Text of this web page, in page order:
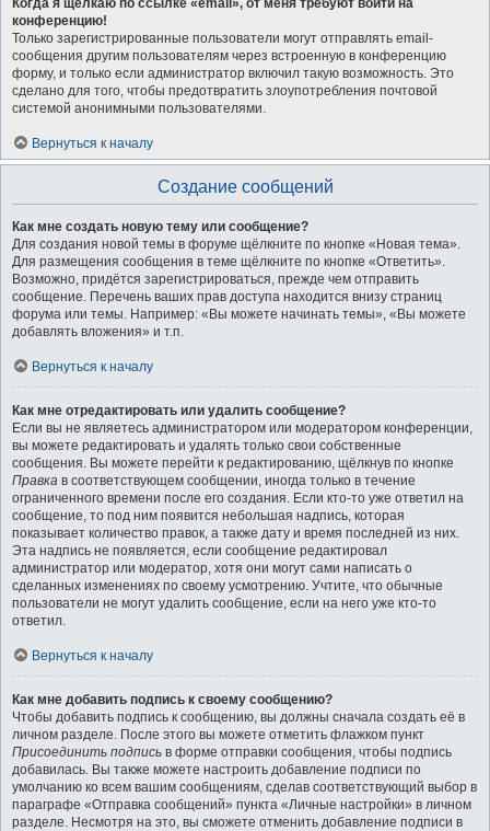
Когда я щёлкаю по ссылке «email», от меня требуют войти на
конференцию!
Только зарегистрированные пользователи могут отправлять email-
сообщения другим пользователям через встроенную в конференцию
форму, и только если администратор включил такую возможность. Это
сделано для того, чтобы предотвратить злоупотребления почтовой
системой анонимными пользователями.
Вернуться к началу
Создание сообщений
Как мне создать новую тему или сообщение?
Для создания новой темы в форуме щёлкните по кнопке «Новая тема».
Для размещения сообщения в теме щёлкните по кнопке «Ответить».
Возможно, придётся зарегистрироваться, прежде чем отправить
сообщение. Перечень ваших прав доступа находится внизу страниц
форума или темы. Например: «Вы можете начинать темы», «Вы можете
добавлять вложения» и т.п.
Вернуться к началу
Как мне отредактировать или удалить сообщение?
Если вы не являетесь администратором или модератором конференции,
вы можете редактировать и удалять только свои собственные
сообщения. Вы можете перейти к редактированию, щёлкнув по кнопке
Правка в соответствующем сообщении, иногда только в течение
ограниченного времени после его создания. Если кто-то уже ответил на
сообщение, то под ним появится небольшая надпись, которая
показывает количество правок, а также дату и время последней из них.
Эта надпись не появляется, если сообщение редактировал
администратор или модератор, хотя они могут сами написать о
сделанных изменениях по своему усмотрению. Учтите, что обычные
пользователи не могут удалить сообщение, если на него уже кто-то
ответил.
Вернуться к началу
Как мне добавить подпись к своему сообщению?
Чтобы добавить подпись к сообщению, вы должны сначала создать её в
личном разделе. После этого вы можете отметить флажком пункт
Присоединить подпись в форме отправки сообщения, чтобы подпись
добавилась. Вы также можете настроить добавление подписи по
умолчанию ко всем вашим сообщениям, сделав соответствующий выбор в
параграфе «Отправка сообщений» пункта «Личные настройки» в личном
разделе. Несмотря на это, вы сможете отменить добавление подписи в